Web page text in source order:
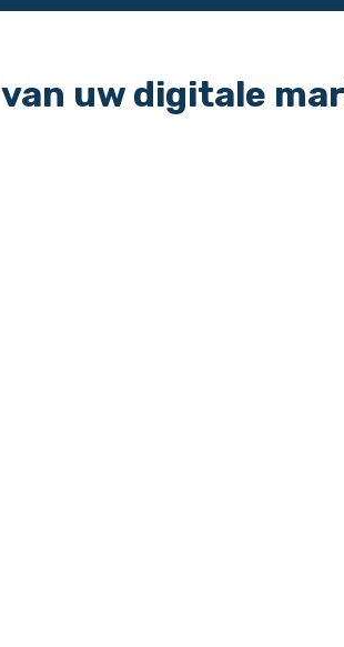
van uw digitale